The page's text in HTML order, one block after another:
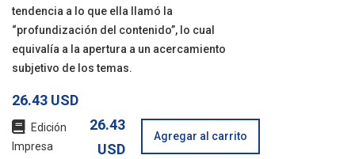
tendencia a lo que ella llamó la
“profundización del contenido”, lo cual
equivalía a la apertura a un acercamiento
subjetivo de los temas.
26.43 USD
Edición
Impresa
26.43
USD
Agregar al carrito